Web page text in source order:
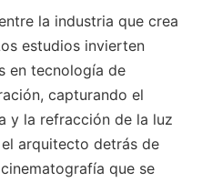
la industria que crea
estudios invierten
en tecnología de
capturando el
y la refracción de la luz
el arquitecto detrás de
que se